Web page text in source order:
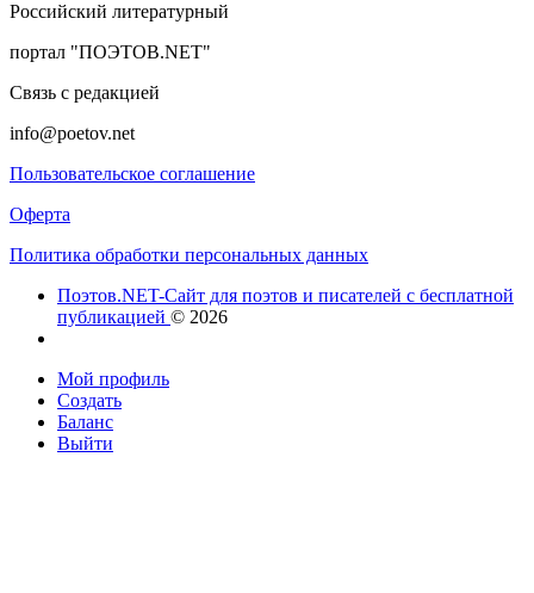
Российский литературный
портал "ПОЭТОВ.NET"
Связь с редакцией
info@poetov.net
Пользовательское соглашение
Оферта
Политика обработки персональных данных
Поэтов.NET-Сайт для поэтов и писателей с бесплатной
публикацией © 2026
Мой профиль
Создать
Баланс
Выйти